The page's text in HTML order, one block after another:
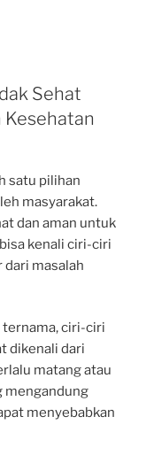
Sehat
Kesehatan
satu pilihan
masyarakat.
dan aman untuk
kenali ciri-ciri
dari masalah
ternama, ciri-ciri
dikenali dari
matang atau
mengandung
menyebabkan